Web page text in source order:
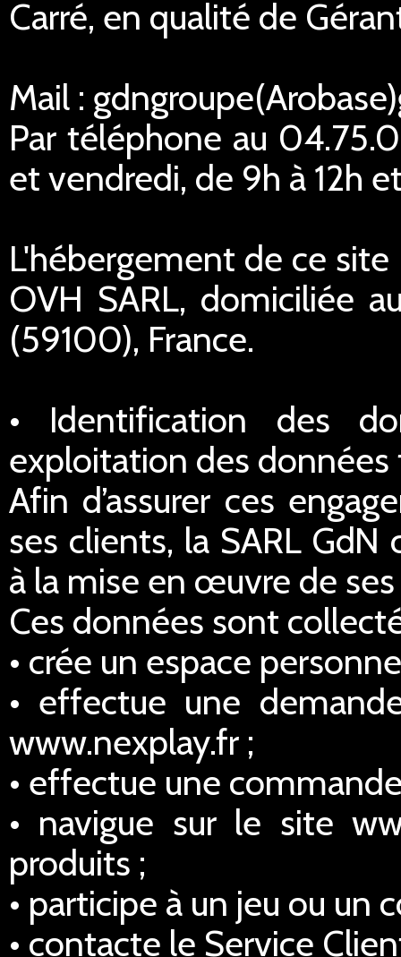
Carré, en qualité de
Mail :
Par téléphone au
et vendredi, de 9h à 12h
L'hébergement de ce
OVH SARL, domiciliée
(59100), France.
• Identification des
exploitation des données
Afin d’assurer ces
ses clients, la SARL
à la mise en œuvre de
Ces données sont
• crée un espace
• effectue une
www.nexplay.fr ;
• effectue une
• navigue sur le site
produits ;
• participe à un jeu ou un
• contacte le Service